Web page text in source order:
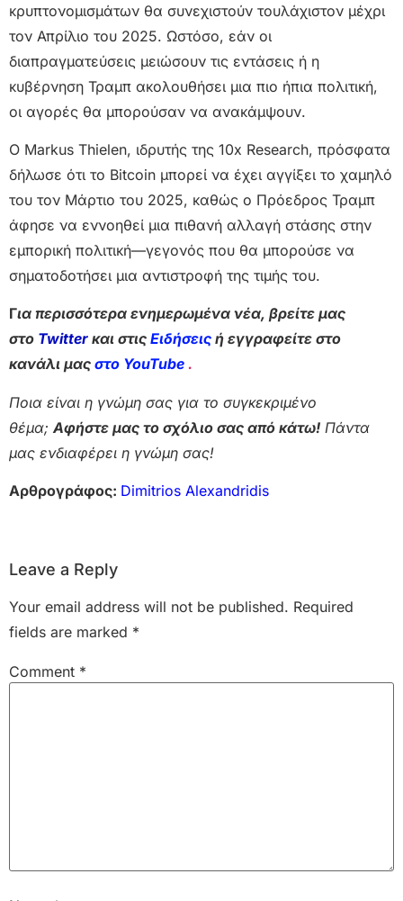
κρυπτονομισμάτων θα συνεχιστούν τουλάχιστον μέχρι
τον Απρίλιο του 2025. Ωστόσο, εάν οι
διαπραγματεύσεις μειώσουν τις εντάσεις ή η
κυβέρνηση Τραμπ ακολουθήσει μια πιο ήπια πολιτική,
οι αγορές θα μπορούσαν να ανακάμψουν.
Ο Markus Thielen, ιδρυτής της 10x Research, πρόσφατα
δήλωσε ότι το Bitcoin μπορεί να έχει αγγίξει το χαμηλό
του τον Μάρτιο του 2025, καθώς ο Πρόεδρος Τραμπ
άφησε να εννοηθεί μια πιθανή αλλαγή στάσης στην
εμπορική πολιτική—γεγονός που θα μπορούσε να
σηματοδοτήσει μια αντιστροφή της τιμής του.
Για περισσότερα ενημερωμένα νέα, βρείτε μας
στο Twitter και στις Ειδήσεις ή εγγραφείτε στο
κανάλι μας στο YouTube .
Ποια είναι η γνώμη σας για το συγκεκριμένο
θέμα; Αφήστε μας το σχόλιο σας από κάτω! Πάντα
μας ενδιαφέρει η γνώμη σας!
Αρθρογράφος: Dimitrios Alexandridis
Leave a Reply
Your email address will not be published. Required
fields are marked *
Comment *